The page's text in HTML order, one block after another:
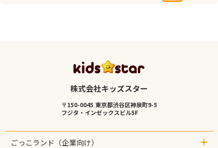
株式会社キッズスター
〒150-0045 東京都渋谷区神泉町9-5
フジタ・インゼックスビル5F
ごっこランド（企業向け）